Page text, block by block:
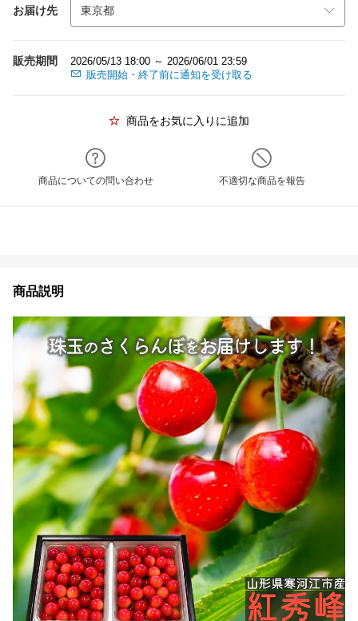
お届け先
販売期間
2026/05/13 18:00 ～ 2026/06/01 23:59
販売開始・終了前に通知を受け取る
商品をお気に入りに追加
商品についての問い合わせ 不適切な商品を報告
商品説明